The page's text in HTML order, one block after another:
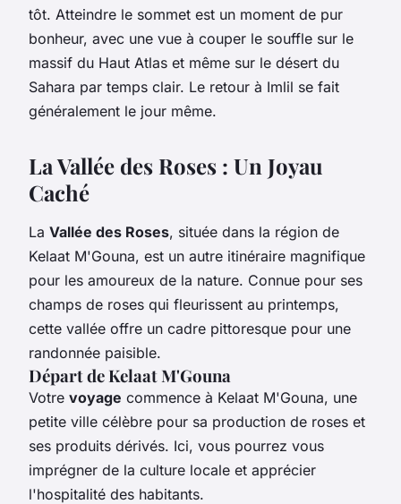
tôt. Atteindre le sommet est un moment de pur
bonheur, avec une vue à couper le souffle sur le
massif du Haut Atlas et même sur le désert du
Sahara par temps clair. Le retour à Imlil se fait
généralement le jour même.
La Vallée des Roses : Un Joyau
Caché
La Vallée des Roses, située dans la région de
Kelaat M'Gouna, est un autre itinéraire magnifique
pour les amoureux de la nature. Connue pour ses
champs de roses qui fleurissent au printemps,
cette vallée offre un cadre pittoresque pour une
randonnée paisible.
Départ de Kelaat M'Gouna
Votre voyage commence à Kelaat M'Gouna, une
petite ville célèbre pour sa production de roses et
ses produits dérivés. Ici, vous pourrez vous
imprégner de la culture locale et apprécier
l'hospitalité des habitants.